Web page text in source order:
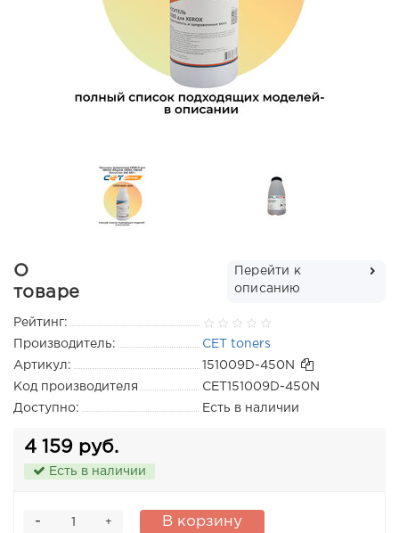
О
товаре
Перейти к
описанию
Рейтинг:
Производитель:
CET toners
Артикул:
151009D-450N
Код производителя
CET151009D-450N
Доступно:
Есть в наличии
4 159 руб.
Есть в наличии
+
- В корзину